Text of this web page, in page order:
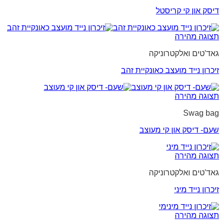
דיסק און קי קריסטל
תצוגה מהירה
גאד'טים ואלקטרוניקה
זיכרון נייד מועצב כאונקיית זהב
תצוגה מהירה
Swag bag
שעם- דיסק און קי מעוצב
תצוגה מהירה
גאד'טים ואלקטרוניקה
זיכרון נייד מיני
תצוגה מהירה